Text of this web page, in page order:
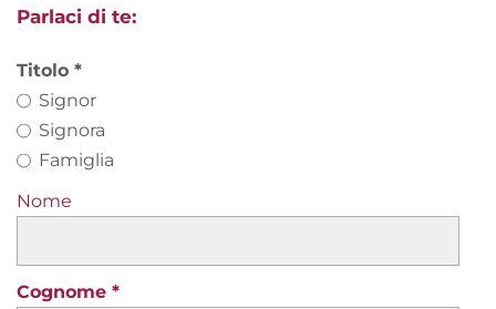
Parlaci di te:
Titolo
Signor
Signora
Famiglia
Nome
Cognome